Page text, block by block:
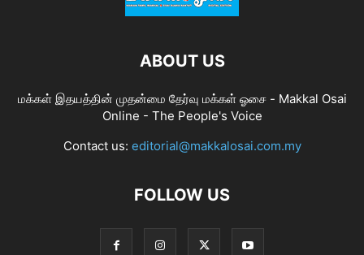
ABOUT US
மக்கள் இதயத்தின் முதன்மை தேர்வு மக்கள் ஓசை - Makkal Osai
Online - The People's Voice
Contact us: editorial@makkalosai.com.my
FOLLOW US